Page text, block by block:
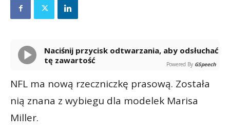
Naciśnij przycisk odtwarzania, aby odsłuchać
tę zawartość
Powered By GSpeech
NFL ma nową rzeczniczkę prasową. Została
nią znana z wybiegu dla modelek Marisa
Miller.